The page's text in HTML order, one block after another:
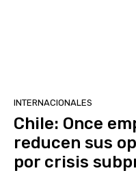
INTERNACIONALES
Chile: Once
reducen sus
por crisis